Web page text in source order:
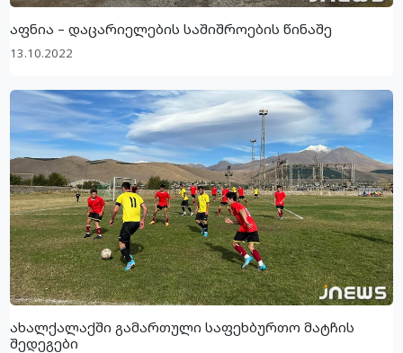
აფნია – დაცარიელების საშიშროების წინაშე
13.10.2022
ახალქალაქში გამართული საფეხბურთო მატჩის
შედეგები